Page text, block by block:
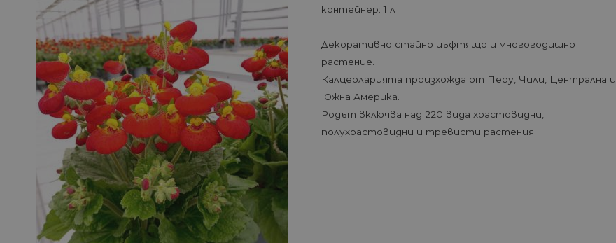
контейнер: 1 л
Декоративно стайно цъфтящо и многогодишно
растение.
Калцеоларията произхожда от Перу, Чили, Централна и
Южна Америка.
Родът включва над 220 вида храстовидни,
полухрастовидни и тревисти растения.